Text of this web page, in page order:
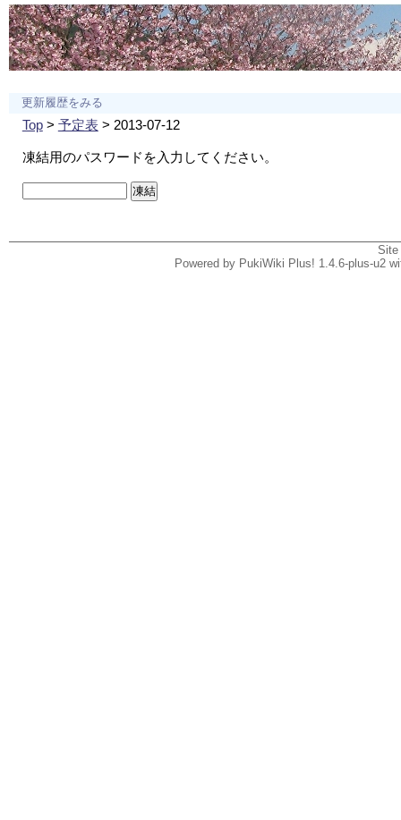
更新履歴をみる
Top> 予定表> 2013-07-12
凍結用のパスワードを入力してください。
Powered by PukiWiki Plus! 1.4.6-plus-u2